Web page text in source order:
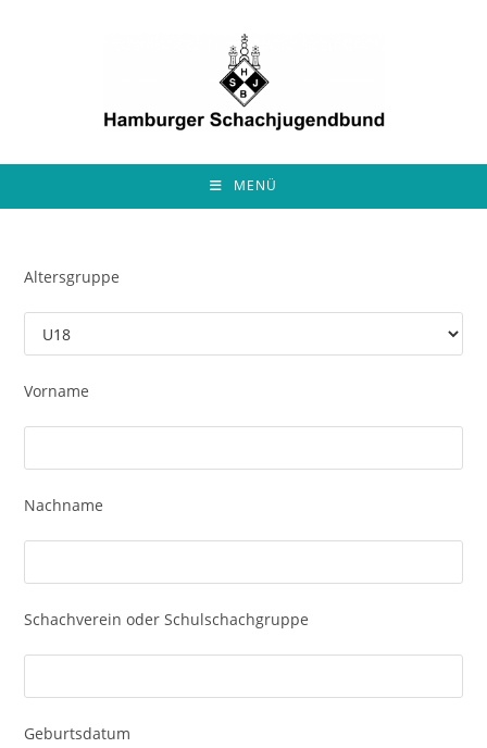
MENÜ
Altersgruppe
Vorname
Nachname
Schachverein oder Schulschachgruppe
Geburtsdatum